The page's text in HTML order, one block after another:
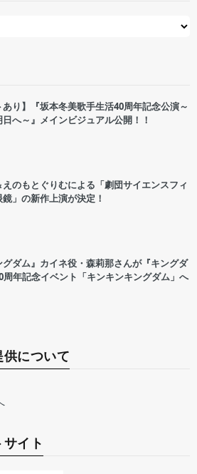
あり】『坂本冬美歌手生活40周年記念公演～
へ～』メインビジュアル公開！！
のもとぐりむによる「劇団サイエンスフィ
」の新作上演が決定！
ダム』カイネ役・森莉那さんが『キングダ
周年記念イベント「キンキンキングダム」へ
について
イト